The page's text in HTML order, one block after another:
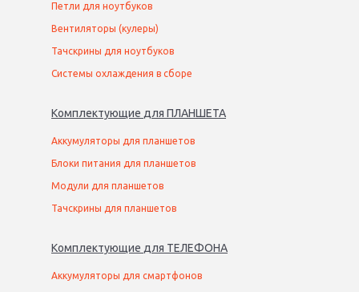
Петли для ноутбуков
Вентиляторы (кулеры)
Тачскрины для ноутбуков
Системы охлаждения в сборе
Комплектующие для ПЛАНШЕТА
Аккумуляторы для планшетов
Блоки питания для планшетов
Модули для планшетов
Тачскрины для планшетов
Комплектующие для ТЕЛЕФОНА
Аккумуляторы для смартфонов